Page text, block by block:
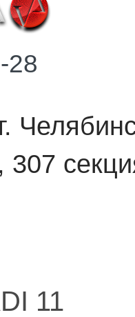
28
г.
307
11